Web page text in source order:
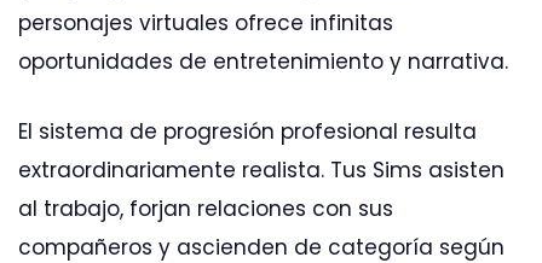
personajes virtuales ofrece infinitas
oportunidades de entretenimiento y narrativa.
El sistema de progresión profesional resulta
extraordinariamente realista. Tus Sims asisten
al trabajo, forjan relaciones con sus
compañeros y ascienden de categoría según